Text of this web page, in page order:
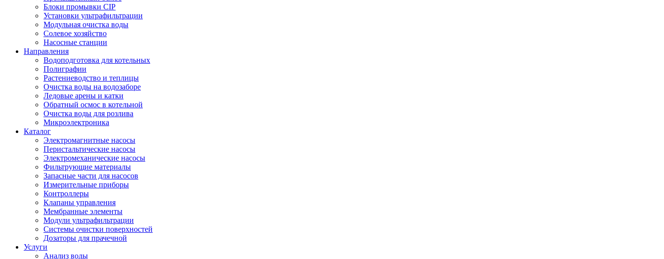
Блоки промывки CIP
Установки ультрафильтрации
Модульная очистка воды
Солевое хозяйство
Насосные станции
Направления
Водоподготовка для котельных
Полиграфии
Растениеводство и теплицы
Очистка воды на водозаборе
Ледовые арены и катки
Обратный осмос в котельной
Очистка воды для розлива
Микроэлектроника
Каталог
Электромагнитные насосы
Перистальтические насосы
Электромеханические насосы
Фильтрующие материалы
Запасные части для насосов
Измерительные приборы
Контроллеры
Клапаны управления
Мембранные элементы
Модули ультрафильтрации
Системы очистки поверхностей
Дозаторы для прачечной
Услуги
Анализ воды